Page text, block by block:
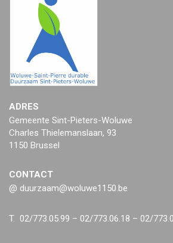
ADRES
Gemeente Sint-Pieters-Woluwe
Charles Thielemanslaan, 93
1150 Brussel
CONTACT
@ duurzaam@woluwe1150.be
T. 02/773.05.99 – 02/773.06.18 – 02/